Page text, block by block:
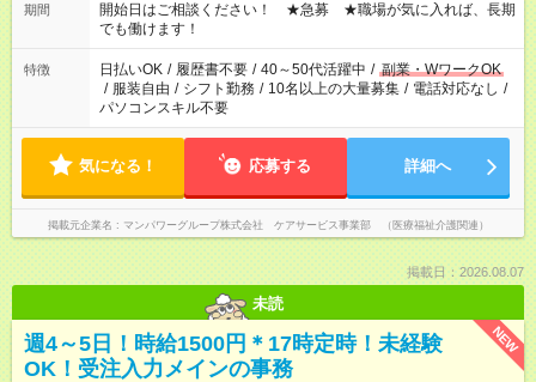
ん ※法令に基づき、週20時間以上勤務は社会保険への加入対象
となります ※労働者派遣法（日雇い派遣の原則禁止）により、
短時間・短期間の就業はご案内が難しい場合があります
期間
開始日はご相談ください！ ★急募 ★職場が気に入れば、長期
でも働けます！
特徴 日払いOK / 履歴書不要 / 40～50代活躍中 / 副業・WワークOK
/ 服装自由 / シフト勤務 / 10名以上の大量募集 / 電話対応なし /
パソコンスキル不要
気になる！ 応募する 詳細へ
掲載元企業名 マンパワーグループ株式会社 ケアサービス事業部 （医療福祉介護関連）
掲載日：2026.08.07
未読
NEW
週4～5日！時給1500円＊17時定時！未経験
OK！受注入力メインの事務